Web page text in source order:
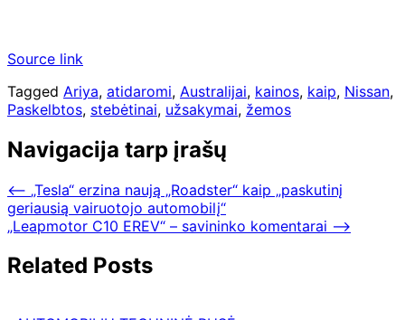
Source link
Tagged Ariya, atidaromi, Australijai, kainos, kaip, Nissan,
Paskelbtos, stebėtinai, užsakymai, žemos
Navigacija tarp įrašų
⟵ „Tesla“ erzina naują „Roadster“ kaip „paskutinį
geriausią vairuotojo automobilį“
„Leapmotor C10 EREV“ – savininko komentarai ⟶
Related Posts